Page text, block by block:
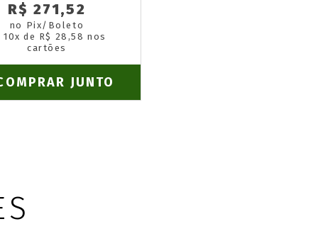
R$ 271,52
no Pix/Boleto
10x de R$ 28,58 nos
cartões
JUNTO